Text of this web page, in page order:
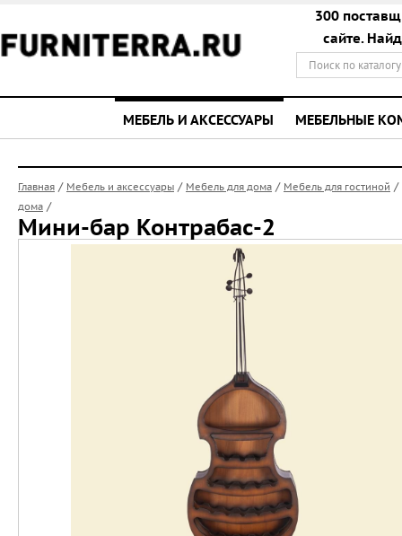
300
сайте.
МЕБЕЛЬ И АКСЕССУАРЫ МЕБЕЛЬНЫЕ
Главная / Мебель и аксессуары / Мебель для дома / Мебель для гостиной /
дома /
Мини-бар Контрабас-2